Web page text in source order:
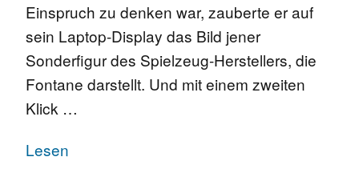
Einspruch zu denken war, zauberte er auf
sein Laptop-Display das Bild jener
Sonderfigur des Spielzeug-Herstellers, die
Fontane darstellt. Und mit einem zweiten
Klick …
Lesen